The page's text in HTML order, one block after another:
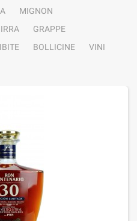
MIGNON
GRAPPE
BOLLICINE
VINI